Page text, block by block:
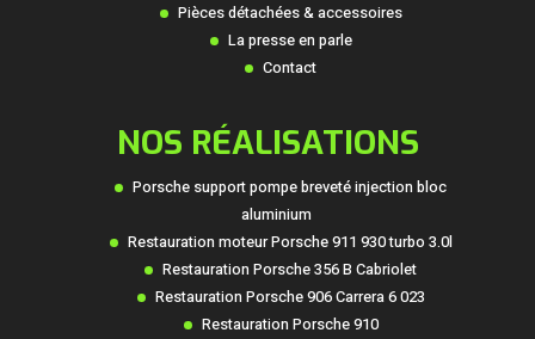
Pièces détachées & accessoires
La presse en parle
Contact
NOS RÉALISATIONS
Porsche support pompe breveté injection bloc
aluminium
Restauration moteur Porsche 911 930 turbo 3.0l
Restauration Porsche 356 B Cabriolet
Restauration Porsche 906 Carrera 6 023
Restauration Porsche 910